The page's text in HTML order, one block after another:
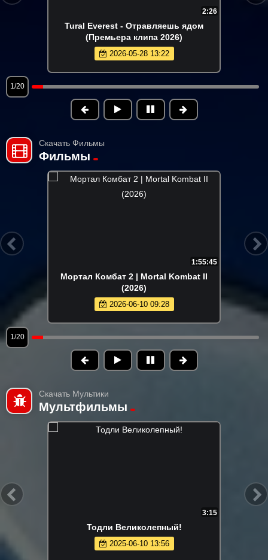
3:30
Юлия Имранова - Держи меня за руку
(Премьера клипа 2026)
2026-05-26 11:32
2/20
Скачать Фильмы
Фильмы
1:55:45
Мортал Комбат 2 | Mortal Kombat II
(2026)
2026-06-10 09:28
1/20
Скачать Мультики
Мультфильмы
3:15
Тодли Великолепный!
2025-06-10 13:56